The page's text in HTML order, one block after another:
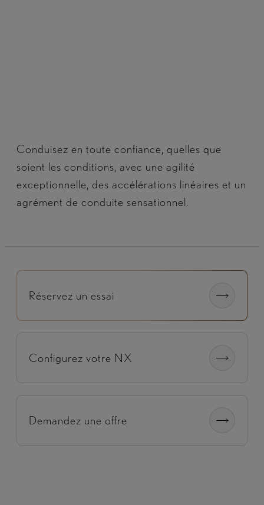
Conduisez en toute confiance, quelles que
soient les conditions, avec une agilité
exceptionnelle, des accélérations linéaires et un
agrément de conduite sensationnel.
Réservez un essai
Configurez votre NX
Demandez une offre